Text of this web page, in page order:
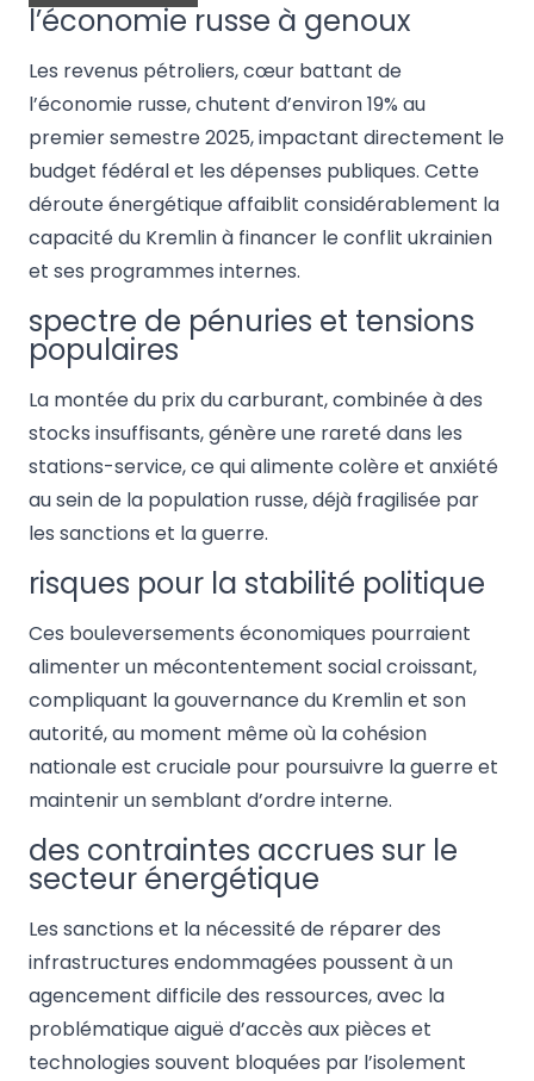
l’économie russe à genoux
Les revenus pétroliers, cœur battant de
l’économie russe, chutent d’environ 19% au
premier semestre 2025, impactant directement le
budget fédéral et les dépenses publiques. Cette
déroute énergétique affaiblit considérablement la
capacité du Kremlin à financer le conflit ukrainien
et ses programmes internes.
spectre de pénuries et tensions
populaires
La montée du prix du carburant, combinée à des
stocks insuffisants, génère une rareté dans les
stations-service, ce qui alimente colère et anxiété
au sein de la population russe, déjà fragilisée par
les sanctions et la guerre.
risques pour la stabilité politique
Ces bouleversements économiques pourraient
alimenter un mécontentement social croissant,
compliquant la gouvernance du Kremlin et son
autorité, au moment même où la cohésion
nationale est cruciale pour poursuivre la guerre et
maintenir un semblant d’ordre interne.
des contraintes accrues sur le
secteur énergétique
Les sanctions et la nécessité de réparer des
infrastructures endommagées poussent à un
agencement difficile des ressources, avec la
problématique aiguë d’accès aux pièces et
technologies souvent bloquées par l’isolement